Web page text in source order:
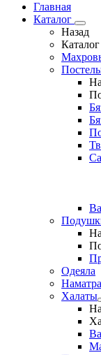
Главная
Каталог
Назад
Каталог
Одеяла
Халаты